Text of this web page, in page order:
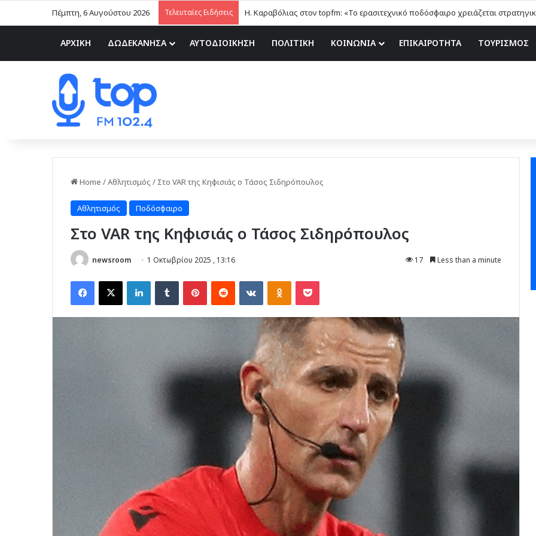
Πέμπτη, 6 Αυγούστου 2026 Τελευταίες Ειδήσεις
ΑΡΧΙΚΗ ΔΩΔΕΚΑΝΗΣΑ ΑΥΤΟΔΙΟΙΚΗΣΗ ΠΟΛΙΤΙΚΗ ΚΟΙΝΩΝΙΑ ΕΠΙΚΑΙΡΟΤΗΤΑ ΤΟΥΡΙΣΜΟΣ
Home /Αθλητισμός / Στο VAR της Κηφισιάς ο Τάσος Σιδηρόπουλος
Αθλητισμός Ποδόσφαιρο
Στο VAR της Κηφισιάς ο Τάσος Σιδηρόπουλος
newsroom 1 Οκτωβρίου 2025 , 13:16 17 Less than a minute
Facebook
X LinkedInTumblr PinterestReddit VKontakteOdnoklassniki
Pocket